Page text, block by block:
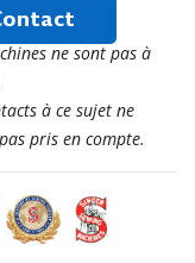
ne sont pas à
à ce sujet ne
pris en compte.